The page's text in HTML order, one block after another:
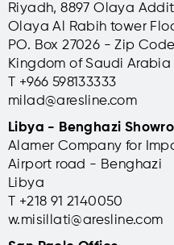
Riyadh, 8897 Olaya
Olaya Al Rabih tower
PO. Box 27026 - Zip Code
Kingdom of Saudi Arabia
T +966 598133333
milad@aresline.com
Libya - Benghazi
Alamer Company for
Airport road - Benghazi
Libya
T +218 91 2140050
w.misillati@aresline.com